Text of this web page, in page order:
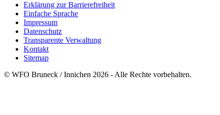
Erklärung zur Barrierefreiheit
Einfache Sprache
Impressum
Datenschutz
Transparente Verwaltung
Kontakt
Sitemap
© WFO Bruneck / Innichen 2026 - Alle Rechte vorbehalten.